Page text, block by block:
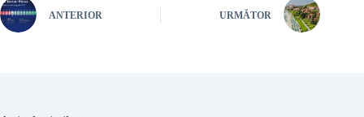
ANTERIOR URMĂTOR